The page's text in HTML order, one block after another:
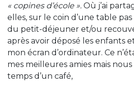
« copines d’école ». Où j’ai
elles, sur le coin d’une table
du petit-déjeuner et/ou
après avoir déposé les enfants
mon écran d’ordinateur. Ce
mes meilleures amies mais
temps d’un café,